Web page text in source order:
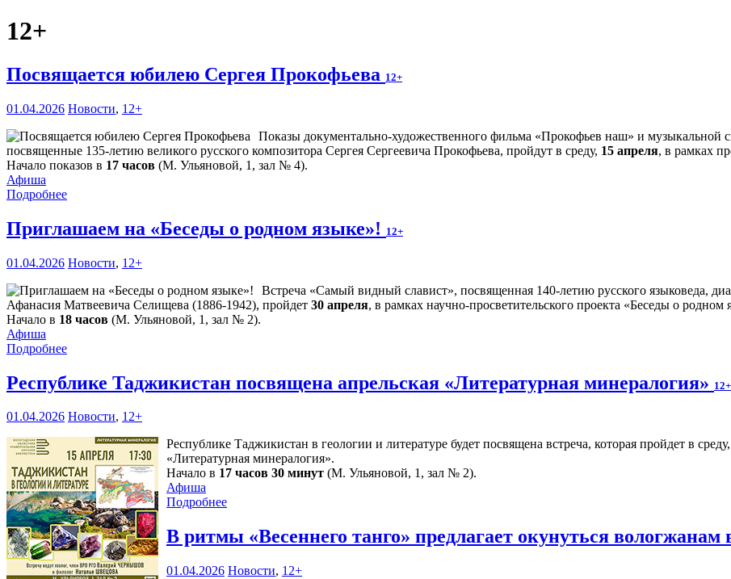
12+
Посвящается юбилею Сергея Прокофьева 12+
01.04.2026 Новости, 12+
Показы документально-художественного фильма «Прокофьев наш» и музыкальной
посвященные 135-летию великого русского композитора Сергея Сергеевича Прокофьева, пройдут в среду, 15 апреля, в рамках
Начало показов в 17 часов (М. Ульяновой, 1, зал № 4).
Афиша
Подробнее
Приглашаем на «Беседы о родном языке»! 12+
01.04.2026 Новости, 12+
Встреча «Самый видный славист», посвященная 140-летию русского языковеда,
Афанасия Матвеевича Селищева (1886-1942), пройдет 30 апреля, в рамках научно-просветительского проекта «Беседы о
Начало в 18 часов (М. Ульяновой, 1, зал № 2).
Афиша
Подробнее
Республике Таджикистан посвящена апрельская «Литературная минералогия» 12+
01.04.2026 Новости, 12+
Республике Таджикистан в геологии и литературе будет посвящена встреча, которая пройдет в среду,
«Литературная минералогия».
Начало в 17 часов 30 минут (М. Ульяновой, 1, зал № 2).
Афиша
Подробнее
В ритмы «Весеннего танго» предлагает окунуться
01.04.2026 Новости, 12+